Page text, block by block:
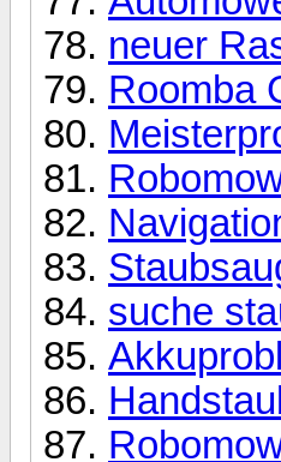
neuer
Roomba
suche